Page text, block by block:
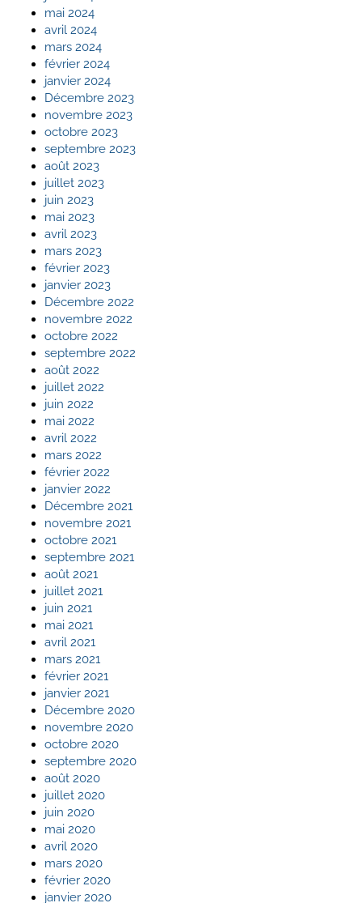
mai 2024
avril 2024
mars 2024
février 2024
janvier 2024
Décembre 2023
novembre 2023
octobre 2023
septembre 2023
août 2023
juillet 2023
juin 2023
mai 2023
avril 2023
mars 2023
février 2023
janvier 2023
Décembre 2022
novembre 2022
octobre 2022
septembre 2022
août 2022
juillet 2022
juin 2022
mai 2022
avril 2022
mars 2022
février 2022
janvier 2022
Décembre 2021
novembre 2021
octobre 2021
septembre 2021
août 2021
juillet 2021
juin 2021
mai 2021
avril 2021
mars 2021
février 2021
janvier 2021
Décembre 2020
novembre 2020
octobre 2020
septembre 2020
août 2020
juillet 2020
juin 2020
mai 2020
avril 2020
mars 2020
février 2020
janvier 2020